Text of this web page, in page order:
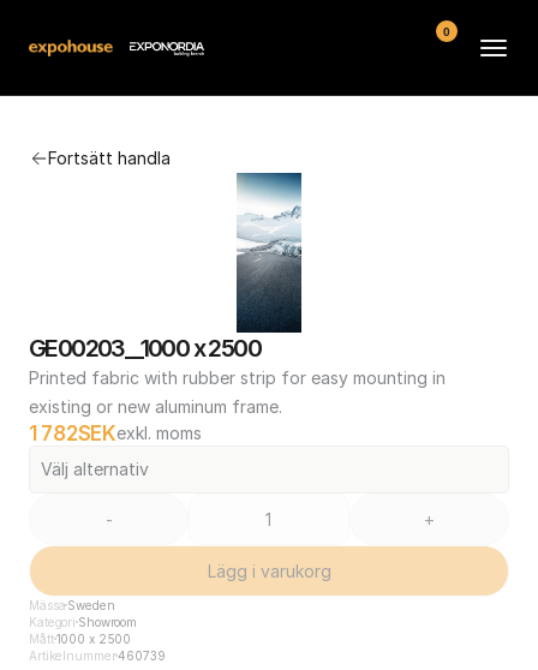
Fortsätt handla
GE00203__1000 x 2500
Printed fabric with rubber strip for easy mounting in
existing or new aluminum frame.
1 782SEKexkl. moms
Välj alternativ
- +
Lägg i varukorg
Mässa Sweden
Kategori Showroom
Mått1000 x 2500
Artikelnummer460739
Kontakt
Köpvillkor
0